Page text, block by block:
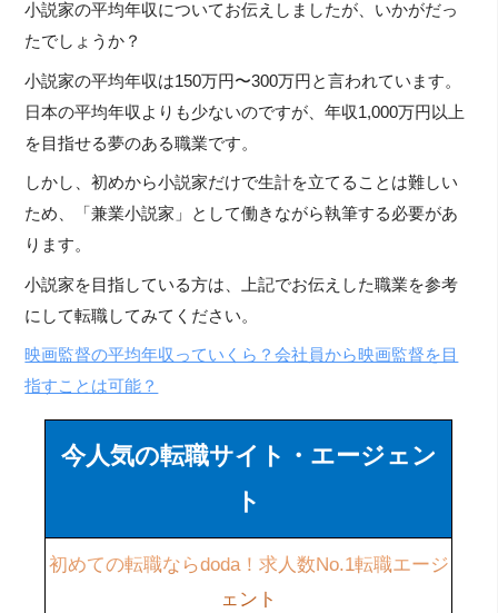
小説家の平均年収についてお伝えしましたが、いかがだっ
たでしょうか？
小説家の平均年収は150万円〜300万円と言われています。
日本の平均年収よりも少ないのですが、年収1,000万円以上
を目指せる夢のある職業です。
しかし、初めから小説家だけで生計を立てることは難しい
ため、「兼業小説家」として働きながら執筆する必要があ
ります。
小説家を目指している方は、上記でお伝えした職業を参考
にして転職してみてください。
映画監督の平均年収っていくら？会社員から映画監督を目
指すことは可能？
今人気の転職サイト・エージェン
ト
初めての転職ならdoda！求人数No.1転職エージ
ェント